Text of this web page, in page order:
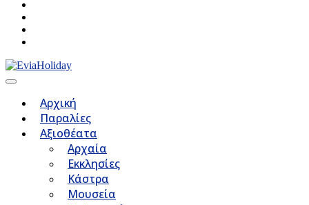
Αρχική
Παραλίες
Αξιοθέατα
Αρχαία
Εκκλησίες
Κάστρα
Μουσεία